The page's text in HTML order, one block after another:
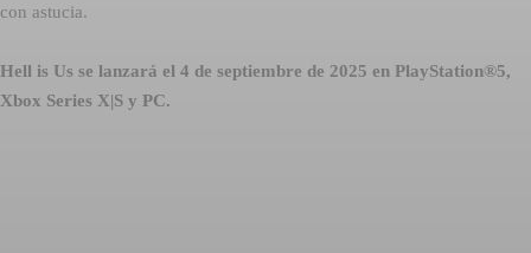
con astucia.
Hell is Us se lanzará el 4 de septiembre de 2025 en PlayStation®5,
Xbox Series X|S y PC.